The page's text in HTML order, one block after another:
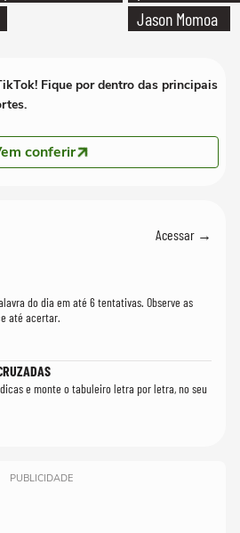
Jason Momoa
Fique por dentro das principais
conferir
Acessar →
do dia em até 6 tentativas. Observe as
até acertar.
e monte o tabuleiro letra por letra, no seu
PUBLICIDADE